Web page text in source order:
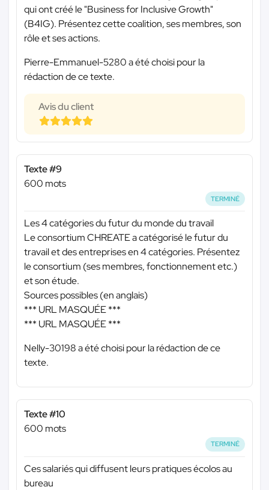
qui ont créé le "Business for Inclusive Growth"
(B4IG). Présentez cette coalition, ses membres, son
rôle et ses actions.
Pierre-Emmanuel-5280 a été choisi pour la
rédaction de ce texte.
Avis du client
Texte #9
600 mots
TERMINÉ
Les 4 catégories du futur du monde du travail
Le consortium CHREATE a catégorisé le futur du
travail et des entreprises en 4 catégories. Présentez
le consortium (ses membres, fonctionnement etc.)
et son étude.
Sources possibles (en anglais)
*** URL MASQUÉE ***
*** URL MASQUÉE ***
Nelly-30198 a été choisi pour la rédaction de ce
texte.
Texte #10
600 mots
TERMINÉ
Ces salariés qui diffusent leurs pratiques écolos au
bureau